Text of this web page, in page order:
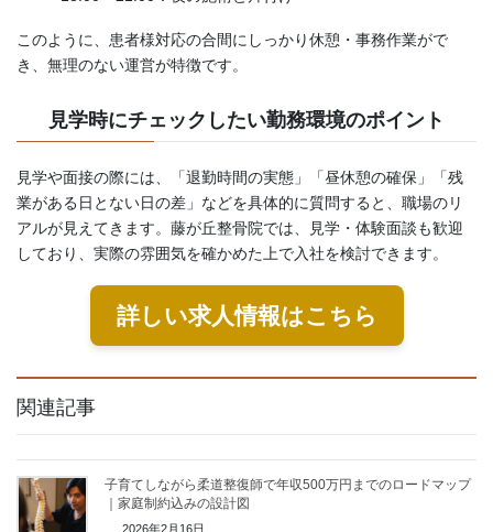
このように、患者様対応の合間にしっかり休憩・事務作業がで
き、無理のない運営が特徴です。
見学時にチェックしたい勤務環境のポイント
見学や面接の際には、「退勤時間の実態」「昼休憩の確保」「残
業がある日とない日の差」などを具体的に質問すると、職場のリ
アルが見えてきます。藤が丘整骨院では、見学・体験面談も歓迎
しており、実際の雰囲気を確かめた上で入社を検討できます。
詳しい求人情報はこちら
関連記事
子育てしながら柔道整復師で年収500万円までのロードマップ
｜家庭制約込みの設計図
2026年2月16日